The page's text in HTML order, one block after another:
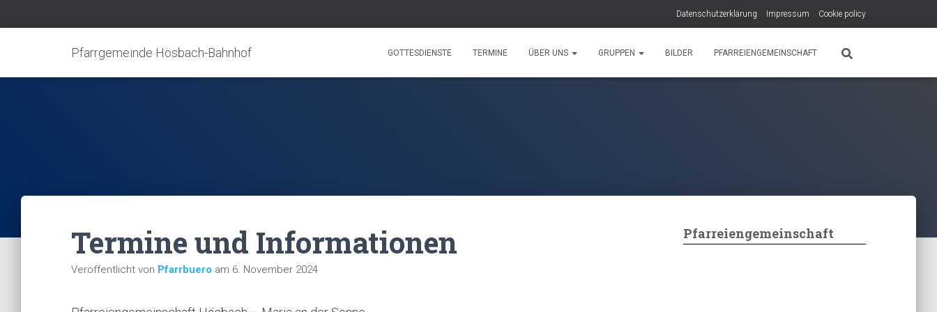
Datenschutzerklärung Impressum Cookie policy
Pfarrgemeinde Hösbach-Bahnhof GOTTESDIENSTE TERMINE ÜBER UNS GRUPPEN BILDER PFARREIENGEMEINSCHAFT
Termine und Informationen
Veröffentlicht von Pfarrbuero am 6. November 2024
Pfarreiengemeinschaft